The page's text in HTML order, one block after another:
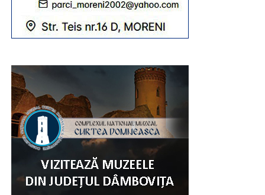
credincioși, din Eparhie, din județele învecinate, dar și din
alte zone ale țării.
Înaltpreasfințitul Părinte Arhiepiscop și Mitropolit
Nifon, împreună cu Ierarhii invitați: Înaltpreasfințitul
Părinte Varsanufie – Arhiepiscopul Râmnicului,
Preasfințitul Părinte Visarion – Episcopul Tulcii,
Preasfințitul Părinte Ieronim – Episcopul Daciei Felix
și Preasfințitul Părinte Teofil Trotușanul – Episcop
Vicar al Arhiepiscopiei Romanului și Bacăului.